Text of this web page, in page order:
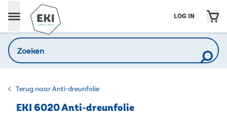
LOG IN
Terug naar Anti-dreunfolie
EKI 6020 Anti-dreunfolie